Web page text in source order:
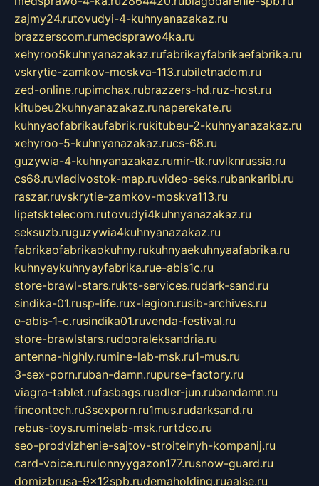
zajmy24.rutovudyi-4-kuhnyanazakaz.ru
brazzerscom.rumedsprawo4ka.ru
xehyroo5kuhnyanazakaz.rufabrikayfabrikaefabrika.ru
vskrytie-zamkov-moskva-113.rubiletnadom.ru
zed-online.rupimchax.rubrazzers-hd.ruz-host.ru
kitubeu2kuhnyanazakaz.runaperekate.ru
kuhnyaofabrikaufabrik.rukitubeu-2-kuhnyanazakaz.ru
xehyroo-5-kuhnyanazakaz.rucs-68.ru
guzywia-4-kuhnyanazakaz.rumir-tk.ruvlknrussia.ru
cs68.ruvladivostok-map.ruvideo-seks.rubankaribi.ru
raszar.ruvskrytie-zamkov-moskva113.ru
lipetsktelecom.rutovudyi4kuhnyanazakaz.ru
seksuzb.ruguzywia4kuhnyanazakaz.ru
fabrikaofabrikaokuhny.rukuhnyaekuhnyaafabrika.ru
kuhnyaykuhnyayfabrika.rue-abis1c.ru
store-brawl-stars.rukts-services.rudark-sand.ru
sindika-01.rusp-life.rux-legion.rusib-archives.ru
e-abis-1-c.rusindika01.ruvenda-festival.ru
store-brawlstars.rudooraleksandria.ru
antenna-highly.rumine-lab-msk.ru1-mus.ru
3-sex-porn.ruban-damn.rupurse-factory.ru
viagra-tablet.rufasbags.ruadler-jun.rubandamn.ru
fincontech.ru3sexporn.ru1mus.rudarksand.ru
rebus-toys.ruminelab-msk.rurtdco.ru
seo-prodvizhenie-sajtov-stroitelnyh-kompanij.ru
card-voice.rurulonnyygazon177.rusnow-guard.ru
domizbrusa-9x12spb.rudemaholding.ruaalse.ru